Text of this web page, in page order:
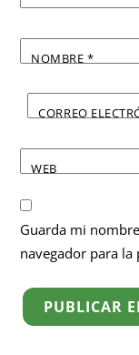
NOMBRE *
CORREO
WEB
Guarda mi
navegador para